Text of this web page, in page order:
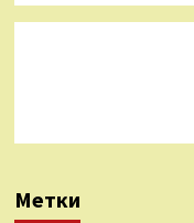
Метки